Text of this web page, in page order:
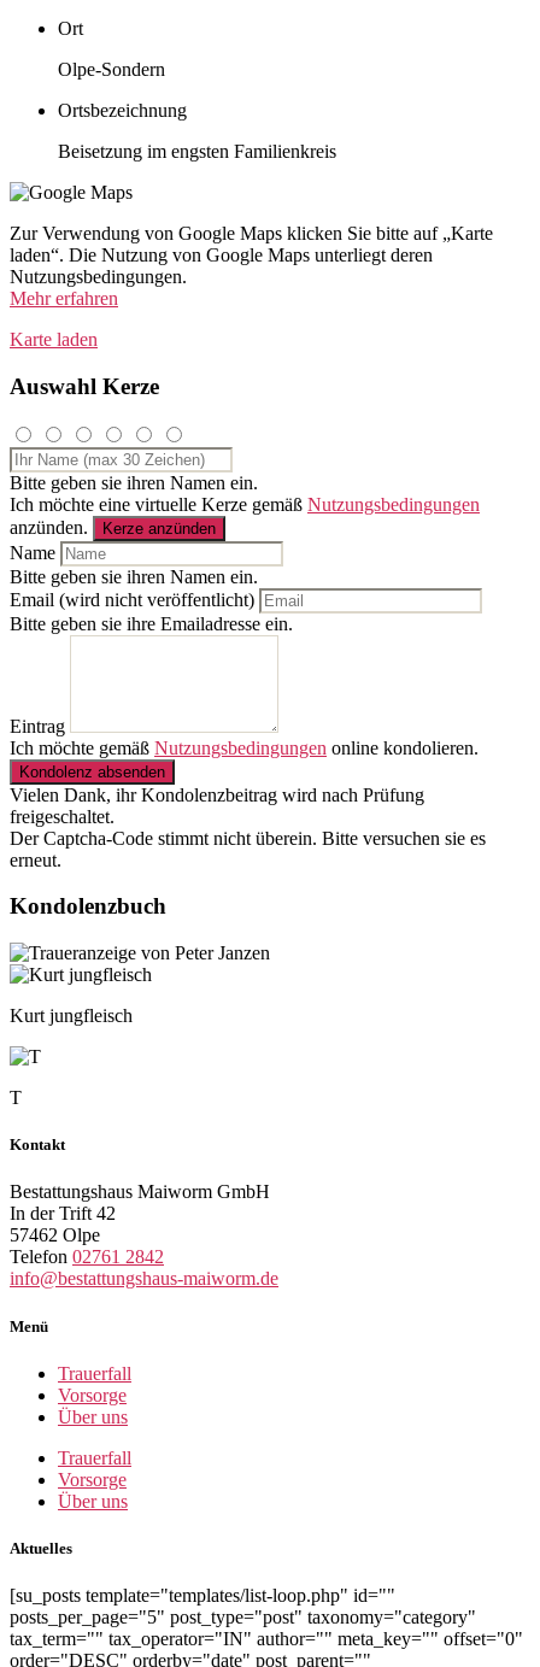
Ort
Olpe-Sondern
Ortsbezeichnung
Beisetzung im engsten Familienkreis
Zur Verwendung von Google Maps klicken Sie bitte auf „Karte
laden“. Die Nutzung von Google Maps unterliegt deren
Nutzungsbedingungen.
Mehr erfahren
Karte laden
Auswahl Kerze
Bitte geben sie ihren Namen ein.
Ich möchte eine virtuelle Kerze gemäß Nutzungsbedingungen
anzünden.
Kerze anzünden
Name
Bitte geben sie ihren Namen ein.
Email (wird nicht veröffentlicht)
Bitte geben sie ihre Emailadresse ein.
Eintrag
Ich möchte gemäß Nutzungsbedingungen online kondolieren.
Kondolenz absenden
Vielen Dank, ihr Kondolenzbeitrag wird nach Prüfung
freigeschaltet.
Der Captcha-Code stimmt nicht überein. Bitte versuchen sie es
erneut.
Kondolenzbuch
Kurt jungfleisch
T
Kontakt
Bestattungshaus Maiworm GmbH
In der Trift 42
57462 Olpe
Telefon 02761 2842
info@bestattungshaus-maiworm.de
Menü
Trauerfall
Vorsorge
Über uns
Trauerfall
Vorsorge
Über uns
Aktuelles
[su_posts template="templates/list-loop.php" id=""
posts_per_page="5" post_type="post" taxonomy="category"
tax_term="" tax_operator="IN" author="" meta_key="" offset="0"
order="DESC" orderby="date" post_parent=""